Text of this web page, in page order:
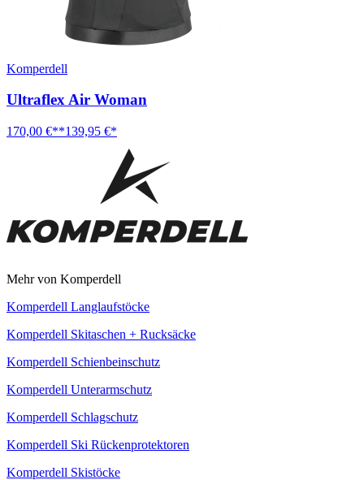
Komperdell
Ultraflex Air Woman
170,00 €**139,95 €*
Mehr von Komperdell
Komperdell Langlaufstöcke
Komperdell Skitaschen + Rucksäcke
Komperdell Schienbeinschutz
Komperdell Unterarmschutz
Komperdell Schlagschutz
Komperdell Ski Rückenprotektoren
Komperdell Skistöcke